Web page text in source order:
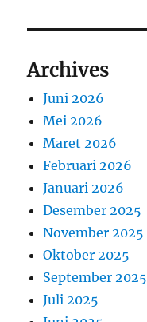
Archives
Juni 2026
Mei 2026
Maret 2026
Februari 2026
Januari 2026
Desember 2025
November 2025
Oktober 2025
September 2025
Juli 2025